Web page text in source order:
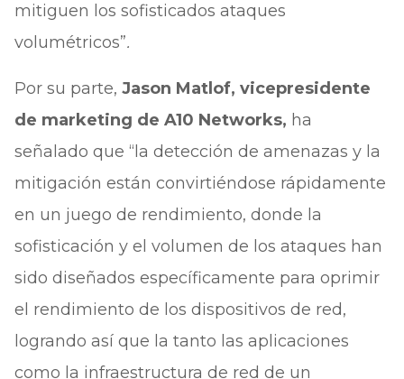
mitiguen los sofisticados ataques
volumétricos”.
Por su parte, Jason Matlof, vicepresidente
de marketing de A10 Networks, ha
señalado que “la detección de amenazas y la
mitigación están convirtiéndose rápidamente
en un juego de rendimiento, donde la
sofisticación y el volumen de los ataques han
sido diseñados específicamente para oprimir
el rendimiento de los dispositivos de red,
logrando así que la tanto las aplicaciones
como la infraestructura de red de un